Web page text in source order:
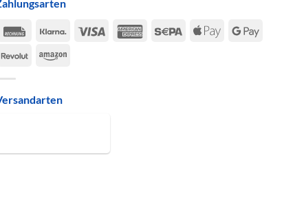
Rechung
Klarna Visa
American Sepa
Apple
Google
RevolutAmazon